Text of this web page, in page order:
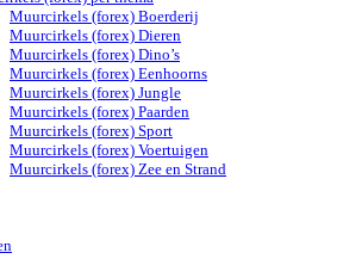
Muurcirkels (forex) Boerderij
Muurcirkels (forex) Dieren
Muurcirkels (forex) Dino’s
Muurcirkels (forex) Eenhoorns
Muurcirkels (forex) Jungle
Muurcirkels (forex) Paarden
Muurcirkels (forex) Sport
Muurcirkels (forex) Voertuigen
Muurcirkels (forex) Zee en Strand